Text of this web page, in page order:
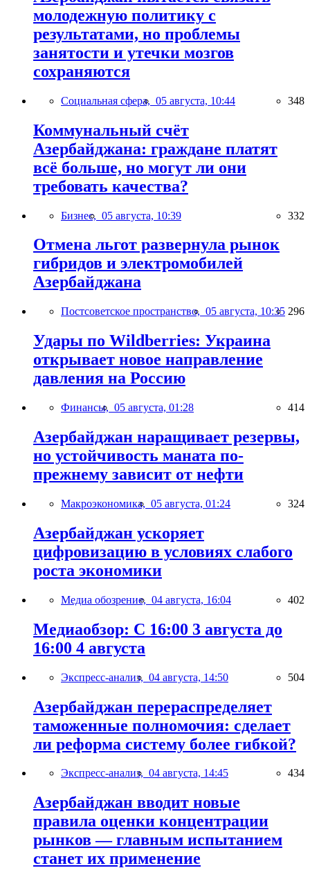
молодежную политику с
результатами, но проблемы
занятости и утечки мозгов
сохраняются
Социальная сфера, 05 августа, 10:44 348
Коммунальный счёт
Азербайджана: граждане платят
всё больше, но могут ли они
требовать качества?
Бизнес, 05 августа, 10:39 332
Отмена льгот развернула рынок
гибридов и электромобилей
Азербайджана
Постсоветское пространство, 05 августа, 10:35 296
Удары по Wildberries: Украина
открывает новое направление
давления на Россию
Финансы, 05 августа, 01:28 414
Азербайджан наращивает резервы,
но устойчивость маната по-
прежнему зависит от нефти
Макроэкономика, 05 августа, 01:24 324
Азербайджан ускоряет
цифровизацию в условиях слабого
роста экономики
Медиа обозрение, 04 августа, 16:04 402
Медиаобзор: С 16:00 3 августа до
16:00 4 августа
Экспресс-анализ, 04 августа, 14:50 504
Азербайджан перераспределяет
таможенные полномочия: сделает
ли реформа систему более гибкой?
Экспресс-анализ, 04 августа, 14:45 434
Азербайджан вводит новые
правила оценки концентрации
рынков — главным испытанием
станет их применение